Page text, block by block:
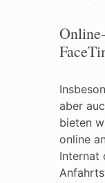
aber
bieten
online
Internat